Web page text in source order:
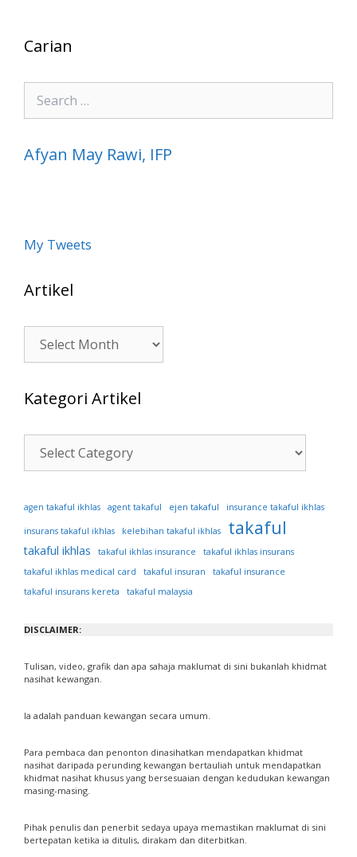
Carian
Search
for:
Afyan May Rawi, IFP
My Tweets
Artikel
Artikel
Kategori Artikel
Kategori
Artikel
agen takaful ikhlas agent takaful ejen takaful insurance takaful ikhlas
insurans takaful ikhlas kelebihan takaful ikhlas takaful
takaful ikhlas takaful ikhlas insurance
takaful ikhlas insurans
takaful ikhlas medical card
takaful insuran
takaful insurance
takaful insurans kereta
takaful malaysia
DISCLAIMER:
Tulisan, video, grafik dan apa sahaja maklumat di sini bukanlah khidmat
nasihat kewangan.
Ia adalah panduan kewangan secara umum.
Para pembaca dan penonton dinasihatkan mendapatkan khidmat
nasihat daripada perunding kewangan bertauliah untuk mendapatkan
khidmat nasihat khusus yang bersesuaian dengan kedudukan kewangan
masing-masing.
Pihak penulis dan penerbit sedaya upaya memastikan maklumat di sini
bertepatan ketika ia ditulis, dirakam dan diterbitkan.